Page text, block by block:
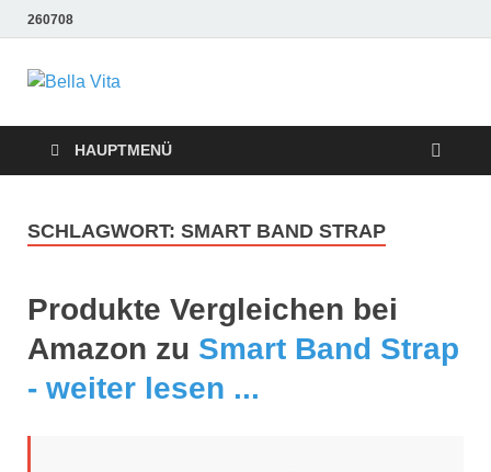
260708
Bella Vita
Wellness Fitness
Tipps
Tipps
HAUPTMENÜ
SCHLAGWORT: SMART BAND STRAP
Produkte Vergleichen bei
Amazon zu Smart Band Strap
- weiter lesen ...